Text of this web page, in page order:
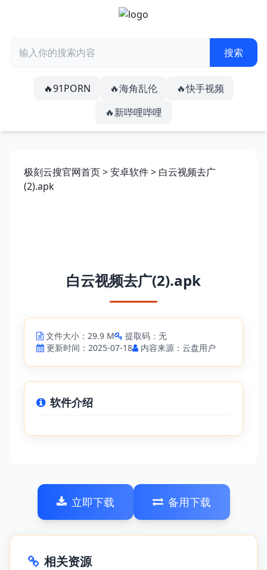
🔥91PORN 🔥海角乱伦
🔥快手视频
🔥新哔哩哔哩
极刻云搜官网首页>安卓软件> 白云视频去广
(2).apk
白云视频去广(2).apk
文件大小：29.9 M
提取码：无
更新时间：2025-07-18
内容来源：云盘用户
软件介绍
立即下载 备用下载
相关资源